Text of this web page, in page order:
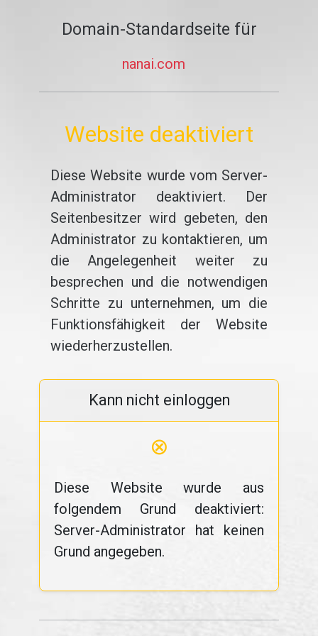
Domain-Standardseite für
nanai.com
Website deaktiviert
Diese Website wurde vom Server-
Administrator deaktiviert. Der
Seitenbesitzer wird gebeten, den
Administrator zu kontaktieren, um
die Angelegenheit weiter zu
besprechen und die notwendigen
Schritte zu unternehmen, um die
Funktionsfähigkeit der Website
wiederherzustellen.
Kann nicht einloggen
⊗
Diese Website wurde aus
folgendem Grund deaktiviert:
Server-Administrator hat keinen
Grund angegeben.